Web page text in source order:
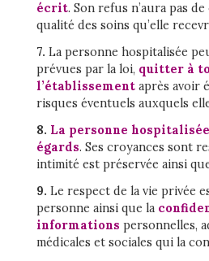
écrit. Son refus n’aura pas
qualité des soins qu’elle
7. La personne hospitalisée
prévues par la loi, quitter à
l’établissement après avoir
risques éventuels auxquels elle
8. La personne
égards. Ses croyances sont
intimité est préservée ainsi
9. Le respect de la vie privée
personne ainsi que la
informations personnelles,
médicales et sociales qui la